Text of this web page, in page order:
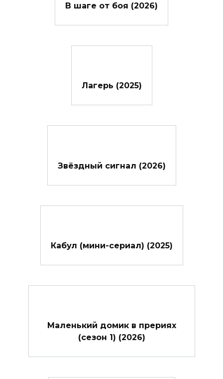
В шаге от боя (2026)
Лагерь (2025)
Звёздный сигнал (2026)
Кабул (мини-сериал) (2025)
Маленький домик в прериях
(сезон 1) (2026)